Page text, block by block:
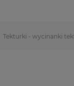
Tekturki - wycinanki